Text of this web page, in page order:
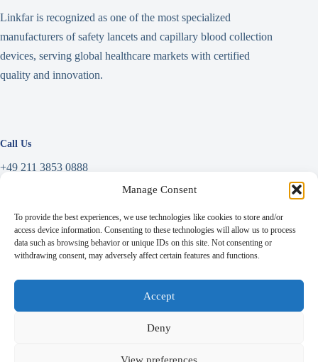
Manage Consent
To provide the best experiences, we use technologies like cookies to store and/or
access device information. Consenting to these technologies will allow us to process
data such as browsing behavior or unique IDs on this site. Not consenting or
withdrawing consent, may adversely affect certain features and functions.
Accept
Deny
View preferences
Linkfar is recognized as one of the most specialized
manufacturers of safety lancets and capillary blood collection
devices, serving global healthcare markets with certified
quality and innovation.
Call Us
+49 211 3853 0888
info@linkfar.de
Niederrheinstraße 71,